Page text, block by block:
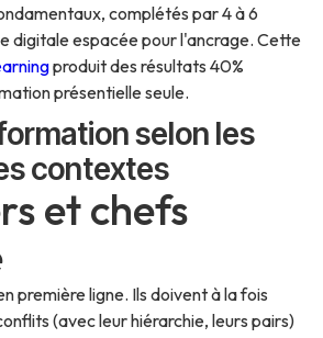
complétés par 4 à 6
digitale espacée pour l'ancrage. Cette
produit des résultats 40%
présentielle seule.
selon les
contextes
et chefs
première ligne. Ils doivent à la fois
(avec leur hiérarchie, leurs pairs)